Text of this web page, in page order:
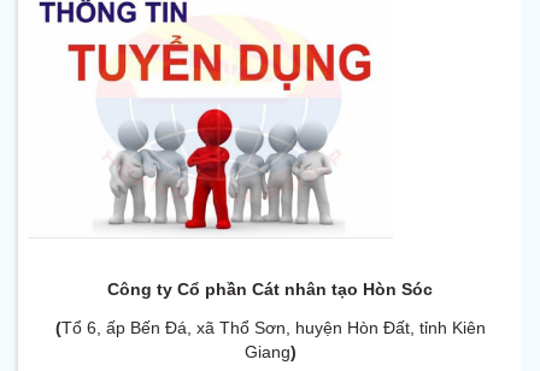
Công ty Cổ phần Cát nhân tạo Hòn Sóc
(Tổ 6, ấp Bến Đá, xã Thổ Sơn, huyện Hòn Đất, tỉnh Kiên
Giang)